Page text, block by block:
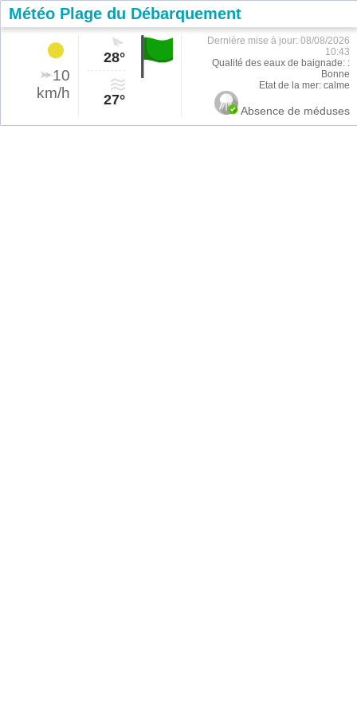
Météo Plage du Débarquement
10
km/h
28°
27°
Dernière mise à jour: 08/08/2026
10:43
Qualité des eaux de baignade: :
Bonne
Etat de la mer: calme
Absence de méduses